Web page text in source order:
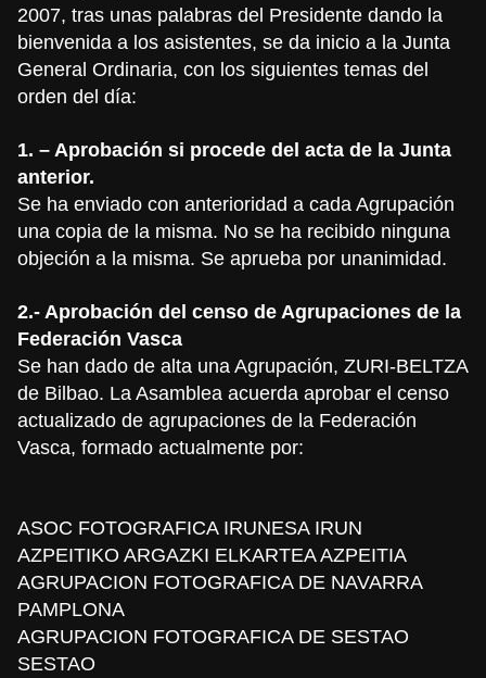
2007, tras unas palabras del Presidente dando la
bienvenida a los asistentes, se da inicio a la Junta
General Ordinaria, con los siguientes temas del
orden del día:
1. – Aprobación si procede del acta de la Junta
anterior.
Se ha enviado con anterioridad a cada Agrupación
una copia de la misma. No se ha recibido ninguna
objeción a la misma. Se aprueba por unanimidad.
2.- Aprobación del censo de Agrupaciones de la
Federación Vasca
Se han dado de alta una Agrupación, ZURI-BELTZA
de Bilbao. La Asamblea acuerda aprobar el censo
actualizado de agrupaciones de la Federación
Vasca, formado actualmente por:
ASOC FOTOGRAFICA IRUNESA IRUN
AZPEITIKO ARGAZKI ELKARTEA AZPEITIA
AGRUPACION FOTOGRAFICA DE NAVARRA
PAMPLONA
AGRUPACION FOTOGRAFICA DE SESTAO
SESTAO